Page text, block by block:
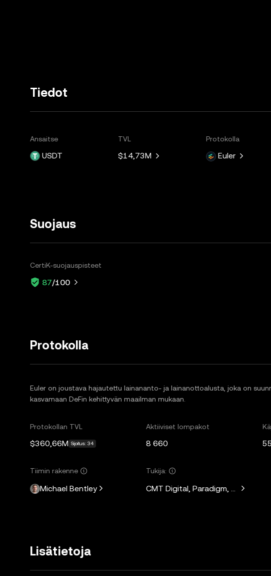
Tiedot
Ansaitse
USDT
TVL
$14,73M
Protokolla
Euler
Suojaus
CertiK-suojauspisteet
87/100
Protokolla
Euler on joustava hajautettu lainananto- ja lainanottoalusta, joka on
kasvamaan DeFin kehittyvän maailman mukaan.
Protokollan TVL
$360,66M Sijoitus: 34
Aktiiviset lompakot
8 660
Tiimin rakenne
Michael Bentley
Tukija:
CMT Digital, Paradigm,
Lisätietoja